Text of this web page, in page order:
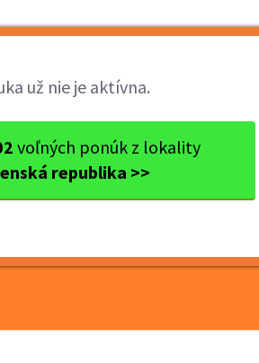
už nie je aktívna.
voľných ponúk z lokality
republika >>
Bratislava Termín 06.07.
práce pri